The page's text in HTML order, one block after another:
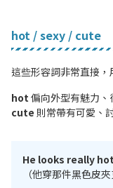
hot / sexy / cute
這些形容詞非常直接，
hot 偏向外型有魅力、
cute 則常帶有可愛、
He looks really
（他穿那件黑色皮